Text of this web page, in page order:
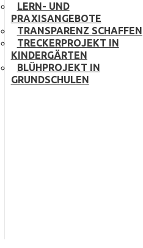
LERN- UND
PRAXISANGEBOTE
TRANSPARENZ SCHAFFEN
TRECKERPROJEKT IN
KINDERGÄRTEN
BLÜHPROJEKT IN
GRUNDSCHULEN